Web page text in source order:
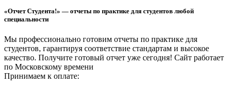
«Отчет Студента!» — отчеты по практике для студентов любой
специальности
Мы профессионально готовим отчеты по практике для
студентов, гарантируя соответствие стандартам и высокое
качество. Получите готовый отчет уже сегодня! Сайт работает
по Московскому времени
Принимаем к оплате: